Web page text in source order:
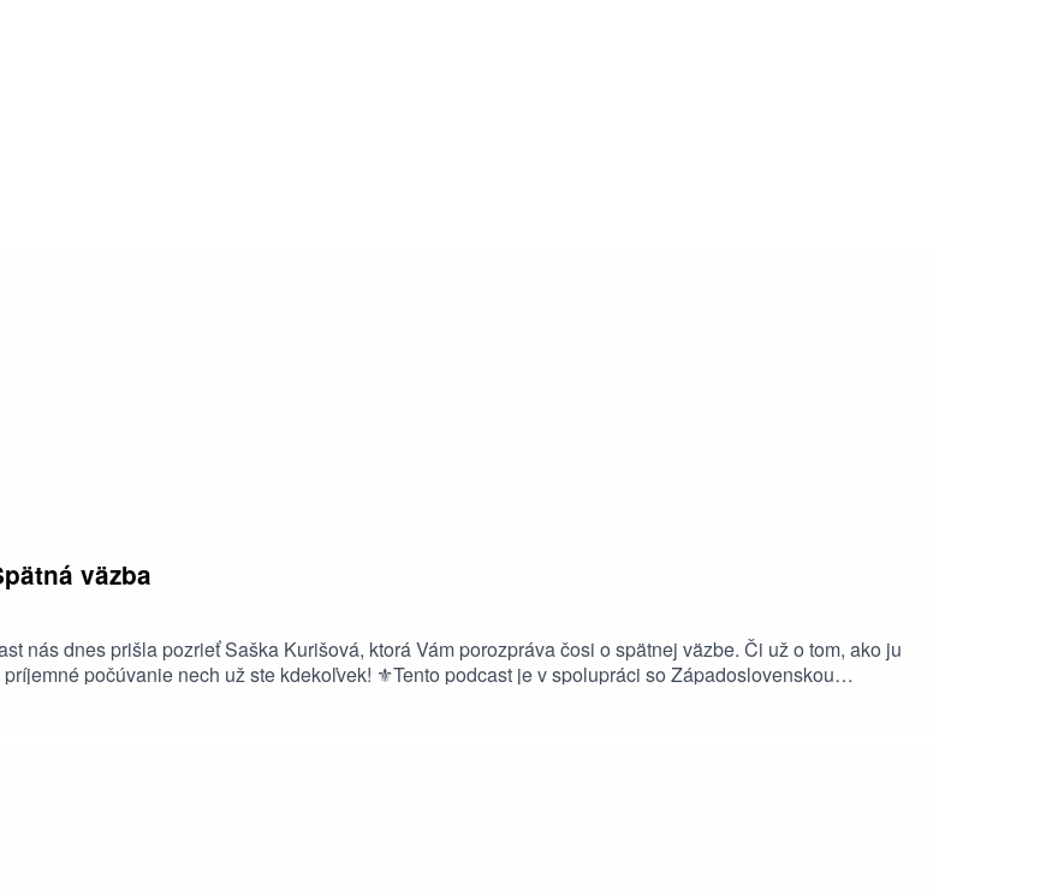
väzba
nás dnes prišla pozrieť Saška Kurišová, ktorá Vám porozpráva čosi o spätnej väzbe. Či už o tom, ako ju
počúvanie nech už ste kdekoľvek! ⚜️Tento podcast je v spolupráci so Západoslovenskou